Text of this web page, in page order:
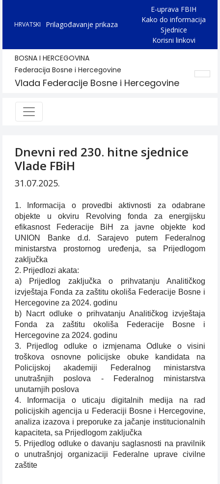
HRVATSKI Prilagođavanje prikaza
E-uprava FBIH
Kako do informacija
Sjednice
Korisni linkovi
BOSNA I HERCEGOVINA
Federacija Bosne i Hercegovine
Vlada Federacije Bosne i Hercegovine
Dnevni red 230. hitne sjednice
Vlade FBiH
31.07.2025.
1. Informacija o provedbi aktivnosti za odabrane
objekte u okviru Revolving fonda za energijsku
efikasnost Federacije BiH za javne objekte kod
UNION Banke d.d. Sarajevo putem Federalnog
ministarstva prostornog uređenja, sa Prijedlogom
zaključka
2. Prijedlozi akata:
a) Prijedlog zaključka o prihvatanju Analitičkog
izvještaja Fonda za zaštitu okoliša Federacije Bosne i
Hercegovine za 2024. godinu
b) Nacrt odluke o prihvatanju Analitičkog izvještaja
Fonda za zaštitu okoliša Federacije Bosne i
Hercegovine za 2024. godinu
3. Prijedlog odluke o izmjenama Odluke o visini
troškova osnovne policijske obuke kandidata na
Policijskoj akademiji Federalnog ministarstva
unutrašnjih poslova - Federalnog ministarstva
unutarnjih poslova
4. Informacija o uticaju digitalnih medija na rad
policijskih agencija u Federaciji Bosne i Hercegovine,
analiza izazova i preporuke za jačanje institucionalnih
kapaciteta, sa Prijedlogom zaključka
5. Prijedlog odluke o davanju saglasnosti na pravilnik
o unutrašnjoj organizaciji Federalne uprave civilne
zaštite